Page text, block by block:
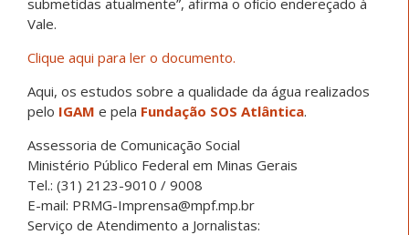
submetidas atualmente”, afirma o ofício endereçado à
Vale.
Clique aqui para ler o documento.
Aqui, os estudos sobre a qualidade da água realizados
pelo IGAM e pela Fundação SOS Atlântica.
Assessoria de Comunicação Social
Ministério Público Federal em Minas Gerais
Tel.: (31) 2123-9010 / 9008
E-mail: PRMG-Imprensa@mpf.mp.br
Serviço de Atendimento a Jornalistas: